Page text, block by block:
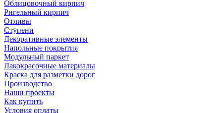
Облицовочный кирпич
Ригельный кирпич
Отливы
Ступени
Декоративные элементы
Напольные покрытия
Модульный паркет
Лакокрасочные материалы
Краска для разметки дорог
Производство
Наши проекты
Как купить
Условия оплаты